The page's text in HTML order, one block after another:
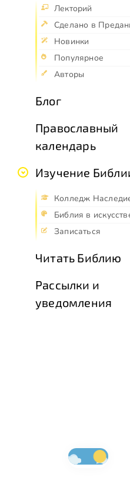
Лекторий
Сделано в
Новинки
Популярное
Авторы
Блог
Православный
календарь
Изучение
Колледж
Библия в
Записаться
Читать Библию
Рассылки и
уведомления